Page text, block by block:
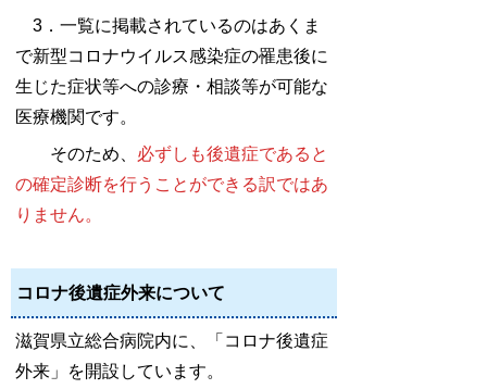
3．一覧に掲載されているのはあくま
で新型コロナウイルス感染症の罹患後に
生じた症状等への診療・相談等が可能な
医療機関です。
そのため、 必ずしも後遺症であると
の確定診断を行うことができる訳ではあ
りません。
コロナ後遺症外来について
滋賀県立総合病院内に、「コロナ後遺症
外来」を開設しています。